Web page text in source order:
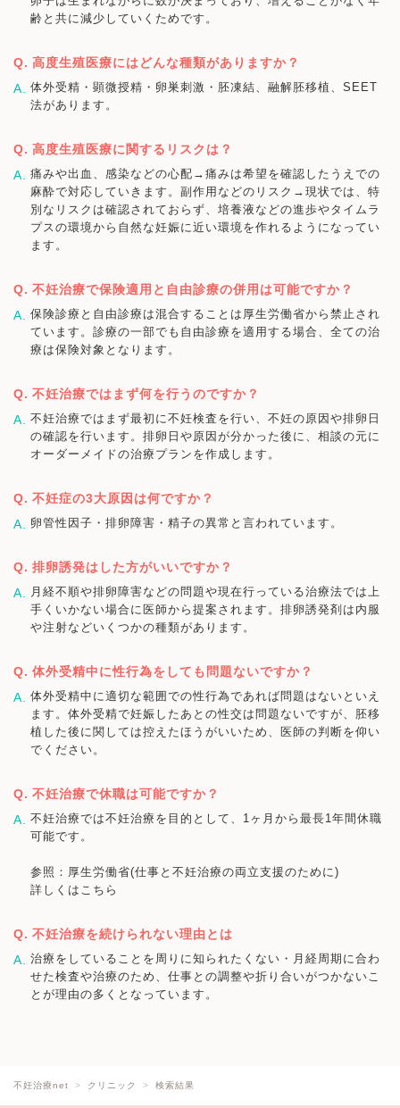
齢と共に減少していくためです。
高度生殖医療にはどんな種類がありますか？
体外受精・顕微授精・卵巣刺激・胚凍結、融解胚移植、SEET
法があります。
高度生殖医療に関するリスクは？
痛みや出血、感染などの心配→痛みは希望を確認したうえでの
麻酔で対応していきます。副作用などのリスク→現状では、特
別なリスクは確認されておらず、培養液などの進歩やタイムラ
プスの環境から自然な妊娠に近い環境を作れるようになってい
ます。
不妊治療で保険適用と自由診療の併用は可能ですか？
保険診療と自由診療は混合することは厚生労働省から禁止され
ています。診療の一部でも自由診療を適用する場合、全ての治
療は保険対象となります。
不妊治療ではまず何を行うのですか？
不妊治療ではまず最初に不妊検査を行い、不妊の原因や排卵日
の確認を行います。排卵日や原因が分かった後に、相談の元に
オーダーメイドの治療プランを作成します。
不妊症の3大原因は何ですか？
卵管性因子・排卵障害・精子の異常と言われています。
排卵誘発はした方がいいですか？
月経不順や排卵障害などの問題や現在行っている治療法では上
手くいかない場合に医師から提案されます。排卵誘発剤は内服
や注射などいくつかの種類があります。
体外受精中に性行為をしても問題ないですか？
体外受精中に適切な範囲での性行為であれば問題はないといえ
ます。体外受精で妊娠したあとの性交は問題ないですが、胚移
植した後に関しては控えたほうがいいため、医師の判断を仰い
でください。
不妊治療で休職は可能ですか？
不妊治療では不妊治療を目的として、1ヶ月から最長1年間休職
可能です。
参照：厚生労働省(仕事と不妊治療の両立支援のために)
詳しくはこちら
不妊治療を続けられない理由とは
治療をしていることを周りに知られたくない・月経周期に合わ
せた検査や治療のため、仕事との調整や折り合いがつかないこ
とが理由の多くとなっています。
不妊治療net クリニック 検索結果